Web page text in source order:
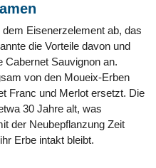
Eisenerzelement ab, das
die Vorteile davon und
Cabernet Sauvignon an.
von den Moueix-Erben
Franc und Merlot ersetzt. Die
30 Jahre alt, was
der Neubepflanzung Zeit
Erbe intakt bleibt.